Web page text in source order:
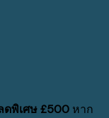
ดพิเศษ £500 หาก